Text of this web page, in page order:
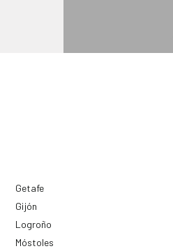
Getafe
Gijón
Logroño
Móstoles